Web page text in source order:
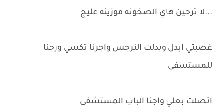
...لا ترحين هاي الصخونه موزينه عليج
غصبتي ابدل وبدلت النرجس واجرنا تكسي ورحنا
للمستسفى
اتصلت بعلي واجنا الباب المستشفى